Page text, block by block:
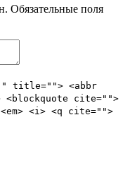
Обязательные поля
title=""> <abbr
cite="">
<i> <q cite="">